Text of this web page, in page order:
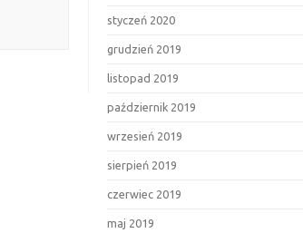
styczeń 2020
grudzień 2019
listopad 2019
październik 2019
wrzesień 2019
sierpień 2019
czerwiec 2019
maj 2019